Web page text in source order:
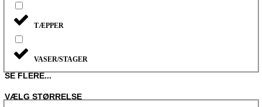
TÆPPER
VASER/STAGER
SE FLERE...
VÆLG STØRRELSE